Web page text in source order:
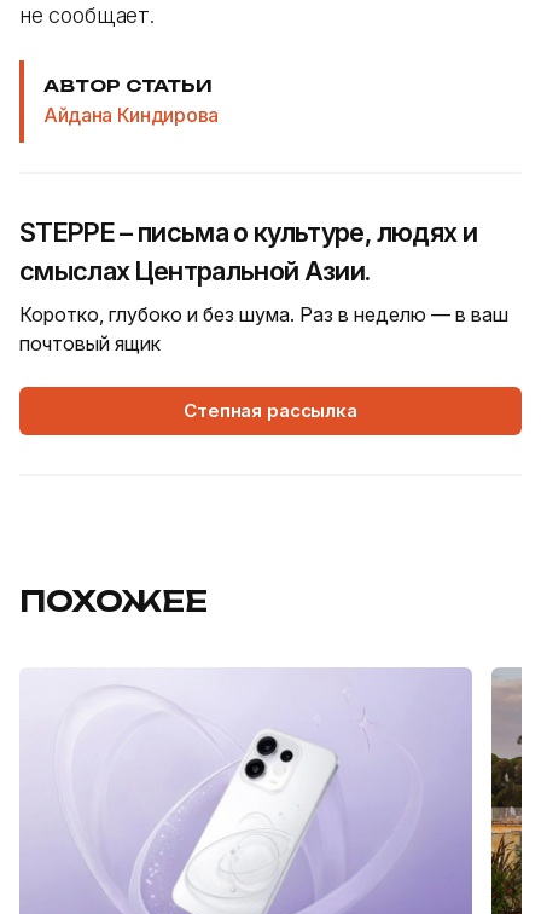
не сообщает.
АВТОР СТАТЬИ
Айдана Киндирова
STEPPE – письма о культуре, людях и
смыслах Центральной Азии.
Коротко, глубоко и без шума. Раз в неделю — в ваш
почтовый ящик
Степная рассылка
ПОХОЖЕЕ